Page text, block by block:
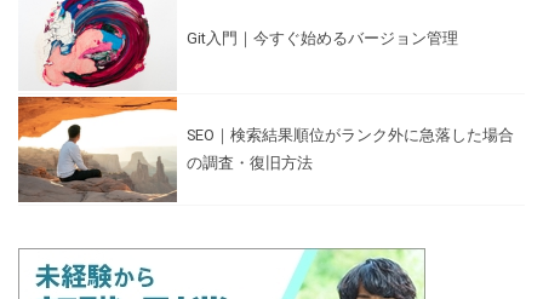
Git入門｜今すぐ始めるバージョン管理
SEO｜検索結果順位がランク外に急落した場合
の調査・復旧方法